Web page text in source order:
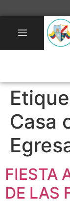
Casa
FIESTA
DE LAS